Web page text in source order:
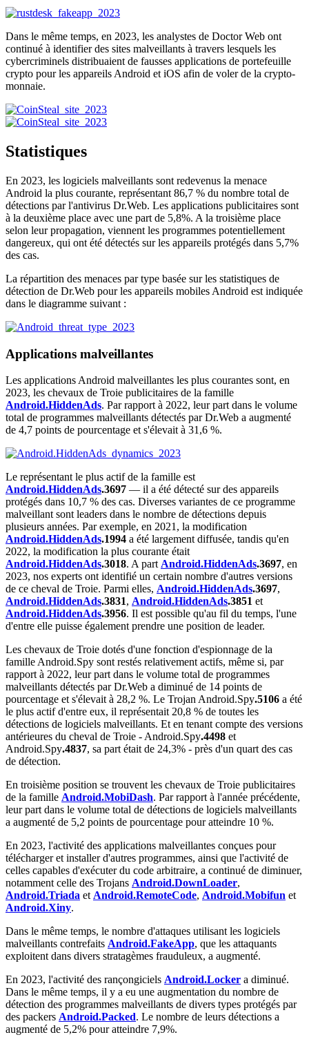
Dans le même temps, en 2023, les analystes de Doctor Web ont
continué à identifier des sites malveillants à travers lesquels les
cybercriminels distribuaient de fausses applications de portefeuille
crypto pour les appareils Android et iOS afin de voler de la crypto-
monnaie.
Statistiques
En 2023, les logiciels malveillants sont redevenus la menace
Android la plus courante, représentant 86,7 % du nombre total de
détections par l'antivirus Dr.Web. Les applications publicitaires sont
à la deuxième place avec une part de 5,8%. A la troisième place
selon leur propagation, viennent les programmes potentiellement
dangereux, qui ont été détectés sur les appareils protégés dans 5,7%
des cas.
La répartition des menaces par type basée sur les statistiques de
détection de Dr.Web pour les appareils mobiles Android est indiquée
dans le diagramme suivant :
Applications malveillantes
Les applications Android malveillantes les plus courantes sont, en
2023, les chevaux de Troie publicitaires de la famille
Android.HiddenAds. Par rapport à 2022, leur part dans le volume
total de programmes malveillants détectés par Dr.Web a augmenté
de 4,7 points de pourcentage et s'élevait à 31,6 %.
Le représentant le plus actif de la famille est
Android.HiddenAds.3697 ― il a été détecté sur des appareils
protégés dans 10,7 % des cas. Diverses variantes de ce programme
malveillant sont leaders dans le nombre de détections depuis
plusieurs années. Par exemple, en 2021, la modification
Android.HiddenAds.1994 a été largement diffusée, tandis qu'en
2022, la modification la plus courante était
Android.HiddenAds.3018. A partAndroid.HiddenAds.3697, en
2023, nos experts ont identifié un certain nombre d'autres versions
de ce cheval de Troie. Parmi elles, Android.HiddenAds.3697,
Android.HiddenAds.3831, Android.HiddenAds.3851 et
Android.HiddenAds.3956. Il est possible qu'au fil du temps, l'une
d'entre elle puisse également prendre une position de leader.
Les chevaux de Troie dotés d'une fonction d'espionnage de la
familleAndroid.Spy sont restés relativement actifs, même si, par
rapport à 2022, leur part dans le volume total de programmes
malveillants détectés par Dr.Web a diminué de 14 points de
pourcentage et s'élevait à 28,2 %. Le TrojanAndroid.Spy.5106 a été
le plus actif d'entre eux, il représentait 20,8 % de toutes les
détections de logiciels malveillants. Et en tenant compte des versions
antérieures du cheval de Troie -Android.Spy.4498 et
Android.Spy.4837, sa part était de 24,3% - près d'un quart des cas
de détection.
En troisième position se trouvent les chevaux de Troie publicitaires
de la famille Android.MobiDash. Par rapport à l'année précédente,
leur part dans le volume total de détections de logiciels malveillants
a augmenté de 5,2 points de pourcentage pour atteindre 10 %.
En 2023, l'activité des applications malveillantes conçues pour
télécharger et installer d'autres programmes, ainsi que l'activité de
celles capables d'exécuter du code arbitraire, a continué de diminuer,
notamment celle des Trojans Android.DownLoader,
Android.Triada etAndroid.RemoteCode, Android.Mobifun et
Android.Xiny.
Dans le même temps, le nombre d'attaques utilisant les logiciels
malveillants contrefaits Android.FakeApp, que les attaquants
exploitent dans divers stratagèmes frauduleux, a augmenté.
En 2023, l'activité des rançongiciels Android.Locker a diminué.
Dans le même temps, il y a eu une augmentation du nombre de
détection des programmes malveillants de divers types protégés par
des packers Android.Packed. Le nombre de leurs détections a
augmenté de 5,2% pour atteindre 7,9%.